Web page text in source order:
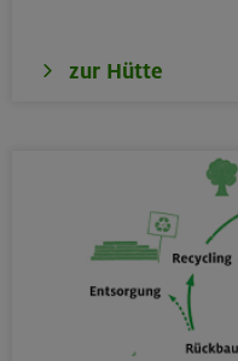
Hohe Gipfel in der
zur Hütte